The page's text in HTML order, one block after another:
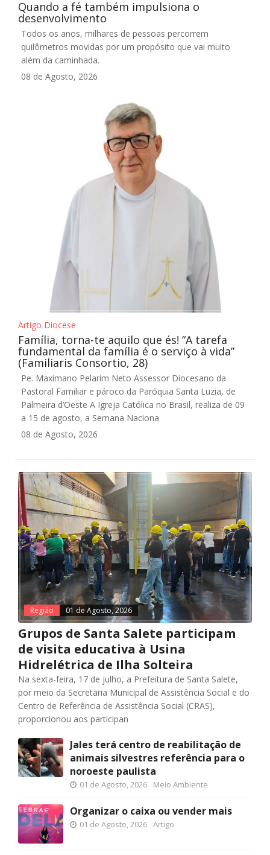
Quando a fé também impulsiona o
desenvolvimento
Todos os anos, milhares de pessoas percorrem
quilômetros movidas por um propósito que vai muito
além da caminhada.
08 de Agosto, 2026
Artigo Diocese
Família, torna-te aquilo que és! “A tarefa
fundamental da família é o serviço à vida”
(Familiaris Consortio, 28)
Pe. Maximano Pelarim Neto Assessor Diocesano da
Pastoral Familiar e pároco da Paróquia Santa Luzia, de
Palmeira d’Oeste A Igreja Católica no Brasil, realiza de 09
a 15 de agosto, a Semana Naciona
08 de Agosto, 2026
Região 01 de Agosto, 2026
Grupos de Santa Salete participam
de visita educativa à Usina
Hidrelétrica de Ilha Solteira
Na sexta-feira, 17 de julho, a Prefeitura de Santa Salete,
por meio da Secretaria Municipal de Assistência Social e do
Centro de Referência de Assistência Social (CRAS),
proporcionou aos participan
Jales terá centro de reabilitação de
animais silvestres referência para o
noroeste paulista
01 de Agosto, 2026 Meio Ambiente
Organizar o caixa ou vender mais
01 de Agosto, 2026 Artigo